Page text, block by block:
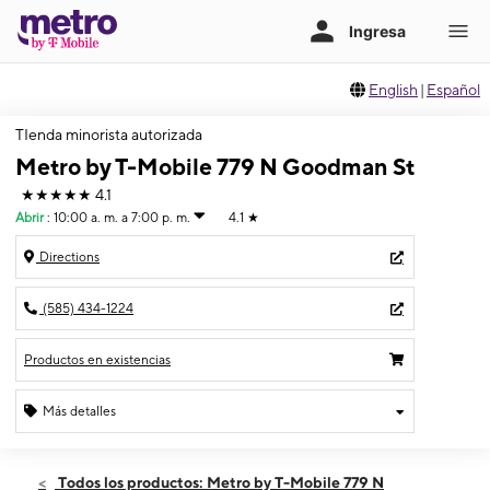
English | Español
TIenda minorista autorizada
Metro by T-Mobile 779 N Goodman St
★★★★★ 4.1
Abrir : 10:00 a. m. a 7:00 p. m. 4.1 ★
Directions
(585) 434-1224
Productos en existencias
Más detalles
Sábado:10:00 a. m. a 7:00 p. m.
Todos los productos: Metro by T-Mobile 779 N